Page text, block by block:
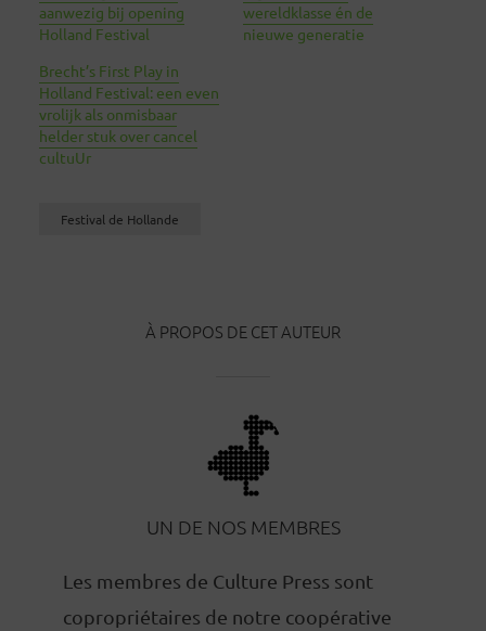
aanwezig bij opening
Holland Festival
wereldklasse én de
nieuwe generatie
Brecht’s First Play in
Holland Festival: een even
vrolijk als onmisbaar
helder stuk over cancel
cultuUr
Festival de Hollande
À PROPOS DE CET AUTEUR
UN DE NOS MEMBRES
Les membres de Culture Press sont
copropriétaires de notre coopérative